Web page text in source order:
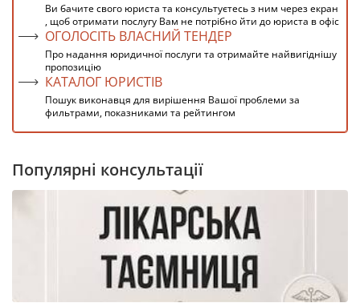
Ви бачите свого юриста та консультуєтесь з ним через екран
, щоб отримати послугу Вам не потрібно йти до юриста в офіс
ОГОЛОСІТЬ ВЛАСНИЙ ТЕНДЕР
Про надання юридичної послуги та отримайте найвигіднішу
пропозицію
КАТАЛОГ ЮРИСТІВ
Пошук виконавця для вирішення Вашої проблеми за
фильтрами, показниками та рейтингом
Популярні консультації